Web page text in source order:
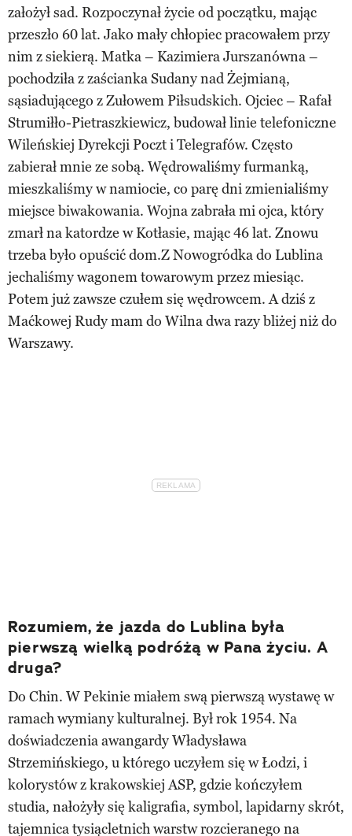
założył sad. Rozpoczynał życie od początku, mając
przeszło 60 lat. Jako mały chłopiec pracowałem przy
nim z siekierą. Matka – Kazimiera Jurszanówna –
pochodziła z zaścianka Sudany nad Żejmianą,
sąsiadującego z Zułowem Piłsudskich. Ojciec – Rafał
Strumiłło-Pietraszkiewicz, budował linie telefoniczne
Wileńskiej Dyrekcji Poczt i Telegrafów. Często
zabierał mnie ze sobą. Wędrowaliśmy furmanką,
mieszkaliśmy w namiocie, co parę dni zmienialiśmy
miejsce biwakowania. Wojna zabrała mi ojca, który
zmarł na katordze w Kotłasie, mając 46 lat. Znowu
trzeba było opuścić dom.Z Nowogródka do Lublina
jechaliśmy wagonem towarowym przez miesiąc.
Potem już zawsze czułem się wędrowcem. A dziś z
Maćkowej Rudy mam do Wilna dwa razy bliżej niż do
Warszawy.
Rozumiem, że jazda do Lublina była
pierwszą wielką podróżą w Pana życiu. A
druga?
Do Chin. W Pekinie miałem swą pierwszą wystawę w
ramach wymiany kulturalnej. Był rok 1954. Na
doświadczenia awangardy Władysława
Strzemińskiego, u którego uczyłem się w Łodzi, i
kolorystów z krakowskiej ASP, gdzie kończyłem
studia, nałożyły się kaligrafia, symbol, lapidarny skrót,
tajemnica tysiącletnich warstw rozcieranego na